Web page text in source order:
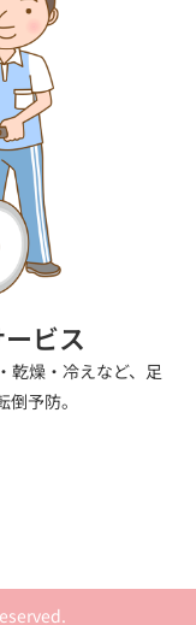
ビス
乾燥・冷えなど、足
予防。